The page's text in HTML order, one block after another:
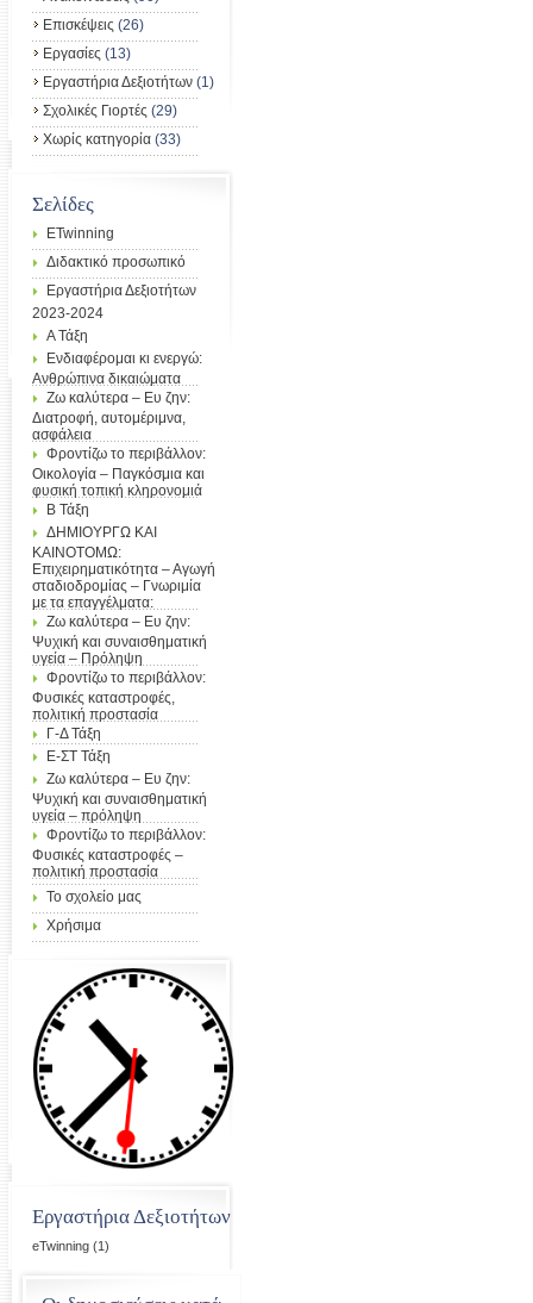
Επισκέψεις (26)
Εργασίες (13)
Εργαστήρια Δεξιοτήτων (1)
Σχολικές Γιορτές (29)
Χωρίς κατηγορία (33)
Σελίδες
ETwinning
Διδακτικό προσωπικό
Εργαστήρια Δεξιοτήτων
2023-2024
Α Τάξη
Ενδιαφέρομαι κι ενεργώ:
Ανθρώπινα δικαιώματα
Ζω καλύτερα – Ευ ζην:
Διατροφή, αυτομέριμνα,
ασφάλεια
Φροντίζω το περιβάλλον:
Οικολογία – Παγκόσμια και
φυσική τοπική κληρονομιά
Β Τάξη
ΔΗΜΙΟΥΡΓΩ ΚΑΙ
ΚΑΙΝΟΤΟΜΩ:
Επιχειρηματικότητα – Αγωγή
σταδιοδρομίας – Γνωριμία
με τα επαγγέλματα:
Ζω καλύτερα – Ευ ζην:
Ψυχική και συναισθηματική
υγεία – Πρόληψη
Φροντίζω το περιβάλλον:
Φυσικές καταστροφές,
πολιτική προστασία
Γ-Δ Τάξη
Ε-ΣΤ Τάξη
Ζω καλύτερα – Ευ ζην:
Ψυχική και συναισθηματική
υγεία – πρόληψη
Φροντίζω το περιβάλλον:
Φυσικές καταστροφές –
πολιτική προστασία
Το σχολείο μας
Χρήσιμα
Εργαστήρια Δεξιοτήτων
eTwinning (1)